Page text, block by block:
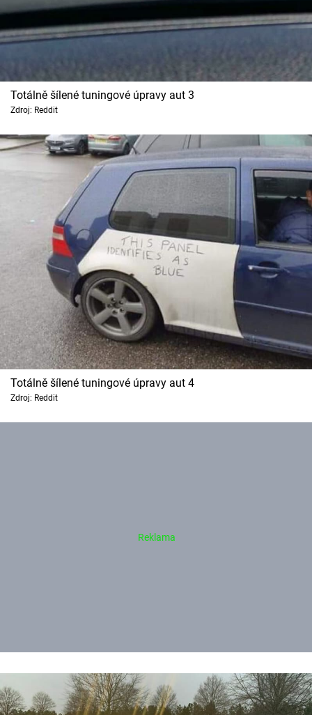
Totálně šílené tuningové úpravy aut 3
Zdroj: Reddit
Totálně šílené tuningové úpravy aut 4
Zdroj: Reddit